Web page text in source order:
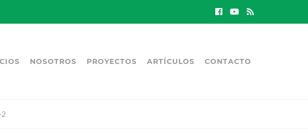
NOSOTROS PROYECTOS ARTÍCULOS CONTACTO
2